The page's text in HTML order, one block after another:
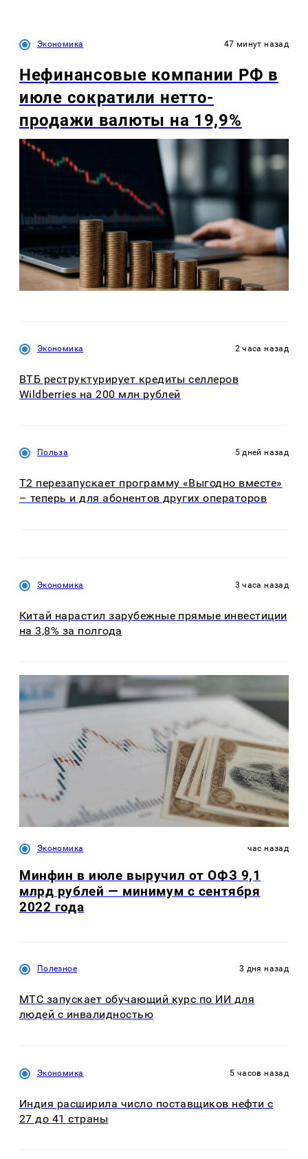
Экономика 47 минут назад
Нефинансовые компании РФ в
июле сократили нетто-
продажи валюты на 19,9%
Экономика 2 часа назад
ВТБ реструктурирует кредиты селлеров
Wildberries на 200 млн рублей
Польза 5 дней назад
Т2 перезапускает программу «Выгодно вместе»
– теперь и для абонентов других операторов
Экономика 3 часа назад
Китай нарастил зарубежные прямые инвестиции
на 3,8% за полгода
Экономика час назад
Минфин в июле выручил от ОФЗ 9,1
млрд рублей — минимум с сентября
2022 года
Полезное 3 дня назад
МТС запускает обучающий курс по ИИ для
людей с инвалидностью
Экономика 5 часов назад
Индия расширила число поставщиков нефти с
27 до 41 страны